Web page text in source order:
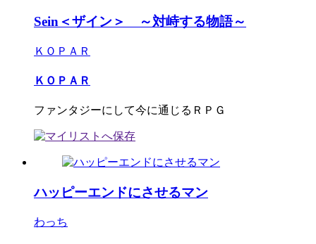
Sein＜ザイン＞ ～対峙する物語～
ＫＯＰＡＲ
ＫＯＰＡＲ
ファンタジーにして今に通じるＲＰＧ
ハッピーエンドにさせるマン
わっち